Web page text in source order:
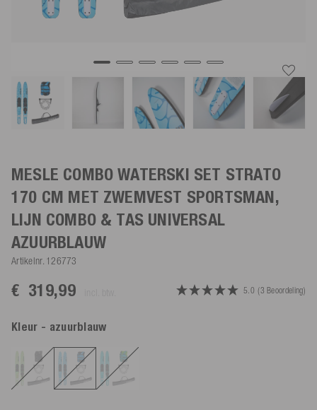
MESLE COMBO WATERSKI SET STRATO
170 CM MET ZWEMVEST SPORTSMAN,
LIJN COMBO & TAS UNIVERSAL
AZUURBLAUW
Artikelnr. 126773
€ 319,99 5.0 (3 Beoordeling)
Kleur - azuurblauw